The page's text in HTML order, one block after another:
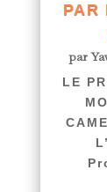
PAR
par
LE